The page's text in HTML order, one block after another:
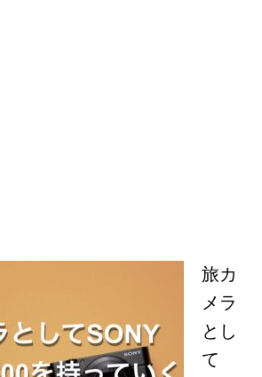
旅カ
メラ
とし
て